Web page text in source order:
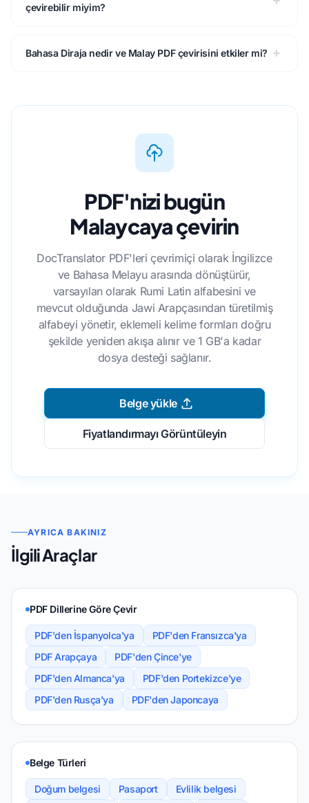
çevirebilir miyim?
Bahasa Diraja nedir ve Malay PDF çevirisini etkiler mi?
PDF'nizi bugün
Malaycaya çevirin
DocTranslator PDF'leri çevrimiçi olarak İngilizce
ve Bahasa Melayu arasında dönüştürür,
varsayılan olarak Rumi Latin alfabesini ve
mevcut olduğunda Jawi Arapçasından türetilmiş
alfabeyi yönetir, eklemeli kelime formları doğru
şekilde yeniden akışa alınır ve 1 GB'a kadar
dosya desteği sağlanır.
Belge yükle
Fiyatlandırmayı Görüntüleyin
AYRICA BAKINIZ
İlgili Araçlar
PDF Dillerine Göre Çevir
PDF'den İspanyolca'ya
PDF'den Fransızca'ya
PDF Arapçaya
PDF'den Çince'ye
PDF'den Almanca'ya
PDF'den Portekizce'ye
PDF'den Rusça'ya
PDF'den Japoncaya
Belge Türleri
Doğum belgesi Pasaport
Evlilik belgesi